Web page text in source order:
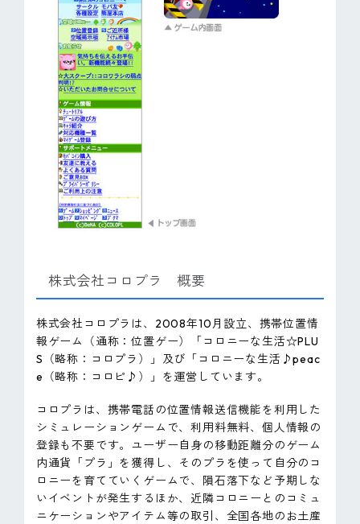
株式会社コロプラ 概要
株式会社コロプラは、2008年10月設立、携帯位置情
報ゲーム（通称：位置ゲー）「コロニーな生活☆PLU
S（略称：コロプラ）」及び「コロニーな生活♪peac
e（略称：コロピ♪）」を運営しています。
コロプラは、携帯電話の位置情報送信機能を利用した
シミュレーションゲームで、利用料無料、個人情報の
登録も不要です。ユーザー自身の移動距離分のゲーム
内通貨「プラ」を獲得し、そのプラを使って自分のコ
ロニーを育てていくゲームで、隕石落下など予期しな
いイベントが発生するほか、近隣コロニーとのコミュ
ニケーションやアイテム等の取引、全国各地のお土産